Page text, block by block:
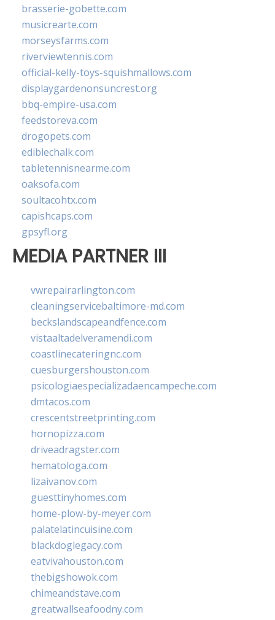
brasserie-gobette.com
musicrearte.com
morseysfarms.com
riverviewtennis.com
official-kelly-toys-squishmallows.com
displaygardenonsuncrest.org
bbq-empire-usa.com
feedstoreva.com
drogopets.com
ediblechalk.com
tabletennisnearme.com
oaksofa.com
soultacohtx.com
capishcaps.com
gpsyfl.org
MEDIA PARTNER III
vwrepairarlington.com
cleaningservicebaltimore-md.com
beckslandscapeandfence.com
vistaaltadelveramendi.com
coastlinecateringnc.com
cuesburgershouston.com
psicologiaespecializadaencampeche.com
dmtacos.com
crescentstreetprinting.com
hornopizza.com
driveadragster.com
hematologa.com
lizaivanov.com
guesttinyhomes.com
home-plow-by-meyer.com
palatelatincuisine.com
blackdoglegacy.com
eatvivahouston.com
thebigshowok.com
chimeandstave.com
greatwallseafoodny.com